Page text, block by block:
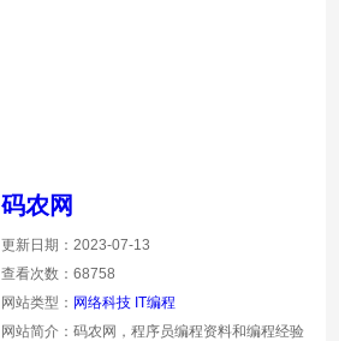
码农网
更新日期：2023-07-13
查看次数：68758
网站类型： 网络科技 IT编程
网站简介：码农网，程序员编程资料和编程经验